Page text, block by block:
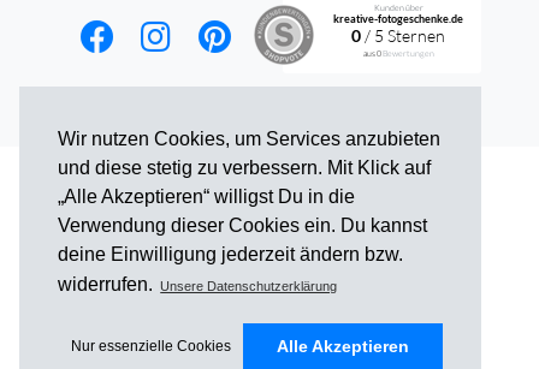
Wir nutzen Cookies, um Services anzubieten
und diese stetig zu verbessern. Mit Klick auf
„Alle Akzeptieren“ willigst Du in die
Verwendung dieser Cookies ein. Du kannst
deine Einwilligung jederzeit ändern bzw.
widerrufen.
Unsere Datenschutzerklärung
Nur essenzielle Cookies Alle Akzeptieren
Kunden über
kreative-fotogeschenke.de
0 / 5 Sternen
aus0Bewertungen